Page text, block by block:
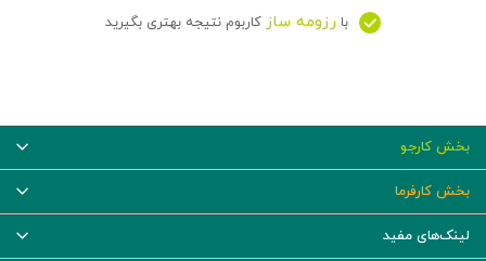
با رزومه ساز کاربوم نتیجه بهتری بگیرید
بخش کارجو
بخش کارفرما
لینک‌های مفید